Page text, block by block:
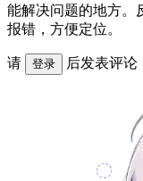
能解决问题的地方。
报错，方便定位。
请 登录 后发表评论